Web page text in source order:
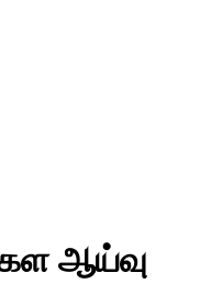
கள ஆய்வு